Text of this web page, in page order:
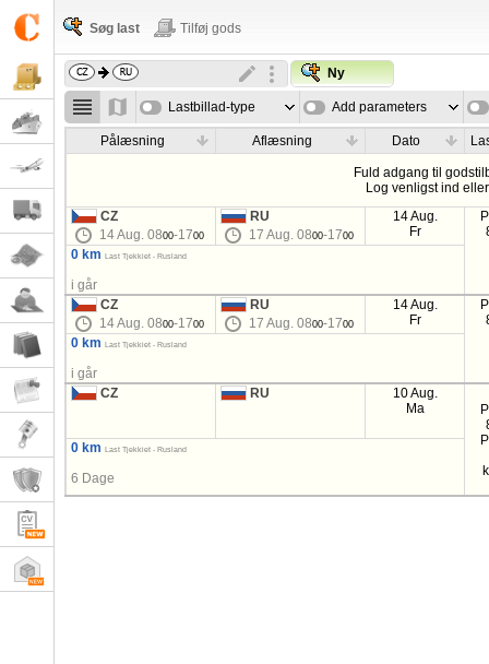
Søg last Tilføj gods
Ny
Lastbillad-type Add parameters
Pålæsning Aflæsning Dato
Fuld adgang til
Log venligst ind
CZ
14 Aug. 0800-1700
RU
17 Aug. 0800-1700
14 Aug.
Fr
0 km
Last Tjekkiet - Rusland
i går
CZ
14 Aug. 0800-1700
RU
17 Aug. 0800-1700
14 Aug.
Fr
0 km
Last Tjekkiet - Rusland
i går
CZ
RU
10 Aug.
Ma
0 km Last Tjekkiet - Rusland
6 Dage